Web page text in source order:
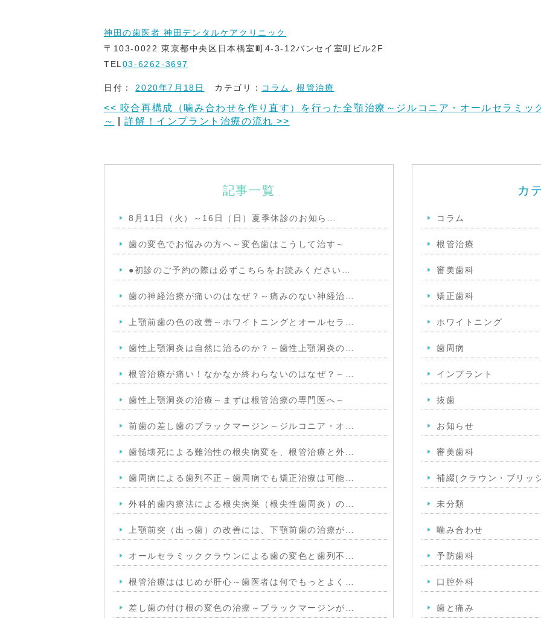
神田の歯医者 神田デンタルケアクリニック
〒103-0022 東京都中央区日本橋室町4-3-12バンセイ室町ビル2F
TEL 03-6262-3697
日付： 2020年7月18日 カテゴリ： コラム ,根管治療
<< 咬合再構成（噛み合わせを作り直す）を行った全顎治療～ジルコニア・オールセラミッ
～
|詳解！インプラント治療の流れ>>
記事一覧
8月11日（火）～16日（日）夏季休診のお知ら…
歯の変色でお悩みの方へ～変色歯はこうして治す～
●初診のご予約の際は必ずこちらをお読みください…
歯の神経治療が痛いのはなぜ？～痛みのない神経治…
上顎前歯の色の改善～ホワイトニングとオールセラ…
歯性上顎洞炎は自然に治るのか？～歯性上顎洞炎の…
根管治療が痛い！なかなか終わらないのはなぜ？～…
歯性上顎洞炎の治療～まずは根管治療の専門医へ～
前歯の差し歯のブラックマージン～ジルコニア・オ…
歯髄壊死による難治性の根尖病変を、根管治療と外…
歯周病による歯列不正～歯周病でも矯正治療は可能…
外科的歯内療法による根尖病巣（根尖性歯周炎）の…
上顎前突（出っ歯）の改善には、下顎前歯の治療が…
オールセラミッククラウンによる歯の変色と歯列不…
根管治療ははじめが肝心～歯医者は何でもっとよく…
差し歯の付け根の変色の治療～ブラックマージンが…
カ
コラム
根管治療
審美歯科
矯正歯科
ホワイトニング
歯周病
インプラント
抜歯
お知らせ
審美歯科
補綴(クラウン・ブリッ
未分類
噛み合わせ
予防歯科
口腔外科
歯と痛み